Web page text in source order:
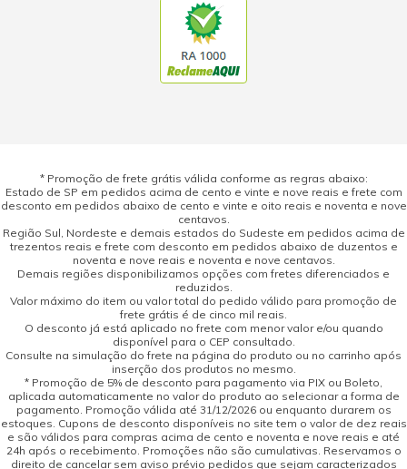
* Promoção de frete grátis válida conforme as regras abaixo:
Estado de SP em pedidos acima de cento e vinte e nove reais e frete com
desconto em pedidos abaixo de cento e vinte e oito reais e noventa e nove
centavos.
Região Sul, Nordeste e demais estados do Sudeste em pedidos acima de
trezentos reais e frete com desconto em pedidos abaixo de duzentos e
noventa e nove reais e noventa e nove centavos.
Demais regiões disponibilizamos opções com fretes diferenciados e
reduzidos.
Valor máximo do item ou valor total do pedido válido para promoção de
frete grátis é de cinco mil reais.
O desconto já está aplicado no frete com menor valor e/ou quando
disponível para o CEP consultado.
Consulte na simulação do frete na página do produto ou no carrinho após
inserção dos produtos no mesmo.
* Promoção de 5% de desconto para pagamento via PIX ou Boleto,
aplicada automaticamente no valor do produto ao selecionar a forma de
pagamento. Promoção válida até 31/12/2026 ou enquanto durarem os
estoques. Cupons de desconto disponíveis no site tem o valor de dez reais
e são válidos para compras acima de cento e noventa e nove reais e até
24h após o recebimento. Promoções não são cumulativas. Reservamos o
direito de cancelar sem aviso prévio pedidos que sejam caracterizados